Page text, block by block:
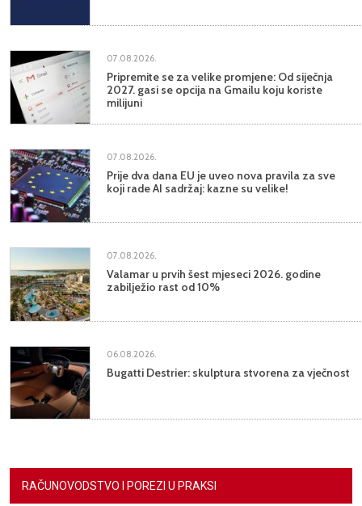
07.08.2026.
Pripremite se za velike promjene: Od siječnja
2027. gasi se opcija na Gmailu koju koriste
milijuni
07.08.2026.
Prije dva dana EU je uveo nova pravila za sve
koji rade AI sadržaj: kazne su velike!
07.08.2026.
Valamar u prvih šest mjeseci 2026. godine
zabilježio rast od 10%
06.08.2026.
Bugatti Destrier: skulptura stvorena za vječnost
RAČUNOVODSTVO I POREZI U PRAKSI